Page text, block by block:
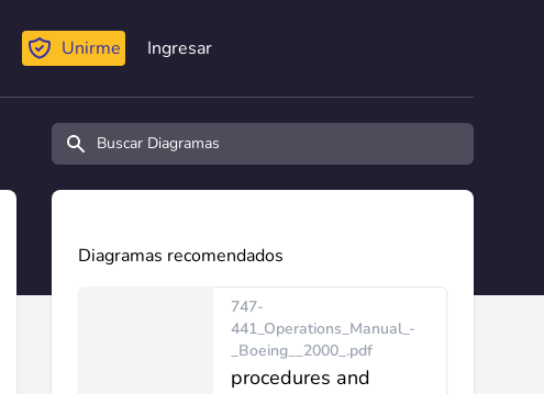
Unirme Ingresar
Buscar diagramas y manuales
Diagramas recomendados
747-
441_Operations_Manual_-
_Boeing__2000_.pdf
procedures and